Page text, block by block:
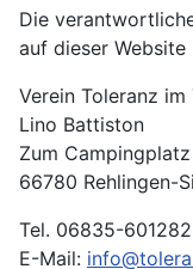
Die
auf dieser Website
Verein Toleranz im
Lino Battiston
Zum
66780 Rehlingen-
Tel. 06835-601282
E-Mail: